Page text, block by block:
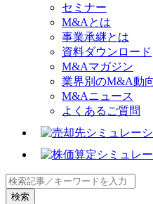
セミナー
M&Aとは
事業承継とは
資料ダウンロード
M&Aマガジン
業界別のM&A動
M&Aニュース
よくあるご質問